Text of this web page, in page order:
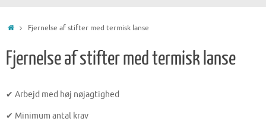
HjemFjernelse af stifter med termisk lanse
Fjernelse af stifter med termisk lanse
✔ Arbejd med høj nøjagtighed
✔ Minimum antal krav